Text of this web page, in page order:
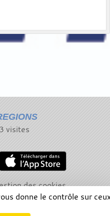
visites
des cookies
un contenu inapproprié
donne le contrôle sur